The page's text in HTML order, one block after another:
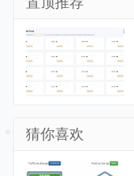
猜你喜欢